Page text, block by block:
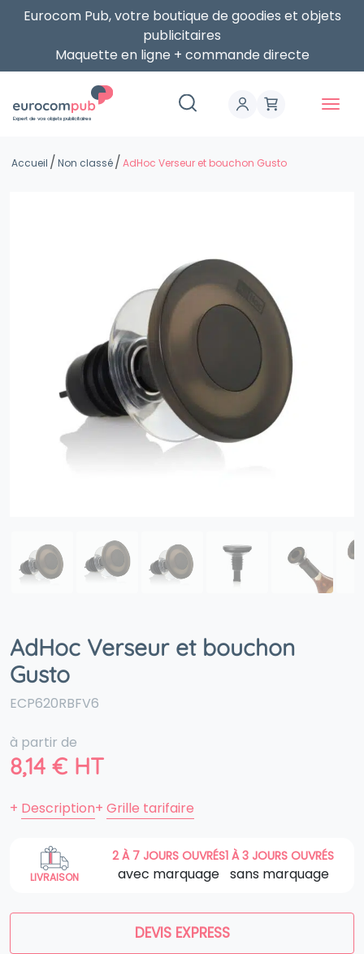
Eurocom Pub, votre boutique de goodies et objets
publicitaires
Maquette en ligne + commande directe
Expert de vos objets publicitaires
Accueil Non classé AdHoc Verseur et bouchon Gusto
AdHoc Verseur et bouchon
Gusto
ECP620RBFV6
à partir de
8,14 € HT
+ Description+ Grille tarifaire
LIVRAISON
2 À 7 JOURS OUVRÉS
avec marquage
1 À 3 JOURS OUVRÉS
sans marquage
DEVIS EXPRESS